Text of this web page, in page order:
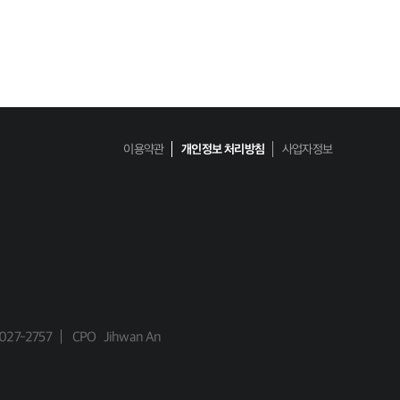
이용약관 개인정보 처리방침 사업자정보
2757 CPO Jihwan An